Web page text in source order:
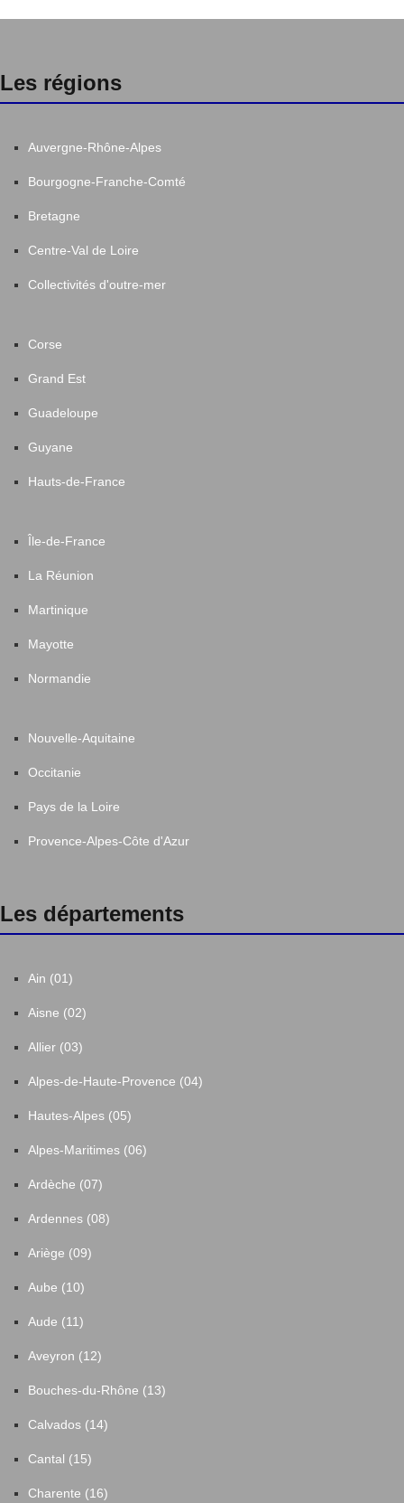
Les régions
Auvergne-Rhône-Alpes
Bourgogne-Franche-Comté
Bretagne
Centre-Val de Loire
Collectivités d'outre-mer
Corse
Grand Est
Guadeloupe
Guyane
Hauts-de-France
Île-de-France
La Réunion
Martinique
Mayotte
Normandie
Nouvelle-Aquitaine
Occitanie
Pays de la Loire
Provence-Alpes-Côte d'Azur
Les départements
Ain (01)
Aisne (02)
Allier (03)
Alpes-de-Haute-Provence (04)
Hautes-Alpes (05)
Alpes-Maritimes (06)
Ardèche (07)
Ardennes (08)
Ariège (09)
Aube (10)
Aude (11)
Aveyron (12)
Bouches-du-Rhône (13)
Calvados (14)
Cantal (15)
Charente (16)